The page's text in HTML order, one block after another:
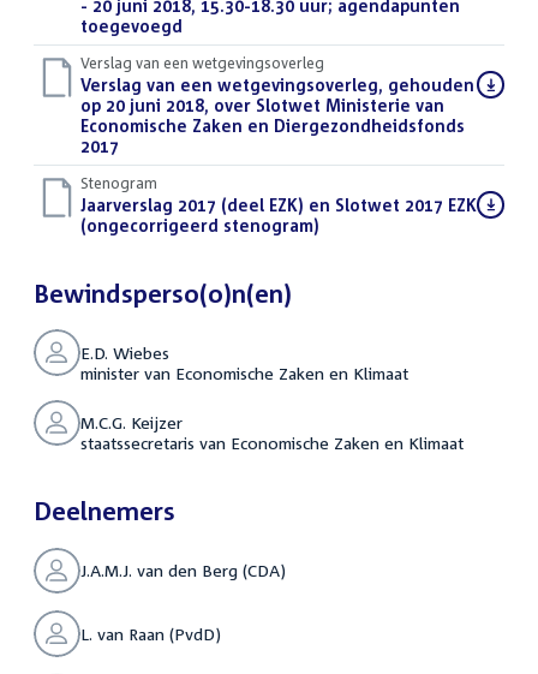
- 20 juni 2018, 15.30-18.30 uur; agendapunten
toegevoegd
Verslag van een wetgevingsoverleg
Download
bestand:
Verslag van een wetgevingsoverleg, gehouden
op 20 juni 2018, over Slotwet Ministerie van
Economische Zaken en Diergezondheidsfonds
2017
Stenogram
Download
bestand:
Jaarverslag 2017 (deel EZK) en Slotwet 2017 EZK
(ongecorrigeerd stenogram)
Bewindsperso(o)n(en)
E.D. Wiebes
minister van Economische Zaken en Klimaat
M.C.G. Keijzer
staatssecretaris van Economische Zaken en Klimaat
Deelnemers
J.A.M.J. van den Berg (CDA)
L. van Raan (PvdD)